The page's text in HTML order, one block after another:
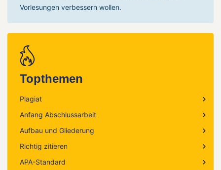
Vorlesungen verbessern wollen.
Topthemen
Plagiat
Anfang Abschlussarbeit
Aufbau und Gliederung
Richtig zitieren
APA-Standard